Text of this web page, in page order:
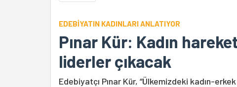
EDEBİYATIN KADINLARI ANLATIYOR
Pınar Kür: Kadın
liderler çıkacak
Edebiyatçı Pınar Kür, “Ülkemizdeki kadın-